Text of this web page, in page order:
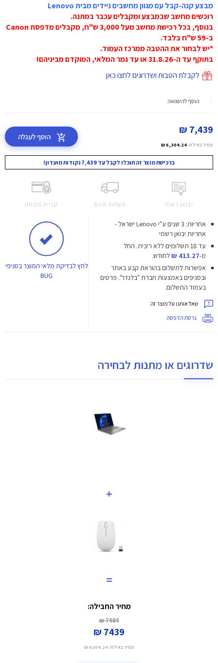
מבצע קנה-קבל עם מגוון מחשבים ניידים מבית Lenovo
רוכשים מחשב שבמבצע ומקבלים עכבר במתנה.
בנוסף, בכל רכישת מחשב מעל 3,000 ש"ח, מקבלים מדפסת Canon
ב-59 ש"ח בלבד.
*יש לבחור את ההטבה ממרכז העמוד.
בתוקף עד ה-31.8.26 או עד גמר המלאי, המוקדם מביניהם!
לקבלת הטבות ושדרוגים לחצו כאן
הוסף להשוואה
7,439 ₪
מחיר באילת: 6,304.24 ₪
הוסף לעגלה
ברכישת מוצר זה תוכלו לקבל עד 7,439 נקודות מועדון!
יבואן רשמי משלוח חינם קנייה בטוחה
אחריות: 3 שנים ע"י Lenovo ישראל -
אחריות יבואן רשמי
עד 18 תשלומים ללא ריבית.
החל
מ-413.27 ₪
לחודש.
אפשרות לתשלום בהוראת קבע באתר
ובסניפים באמצעות חברת "בלנדר". פרטים
בעמוד התשלום.
שאל אותנו על מוצר זה
גרסת הדפסה
לחץלבדיקת מלאי המוצר בסניפי
BUG
שדרוגים או מתנות לבחירה
+
=
מחיר החבילה:
7484 ₪
7439 ₪
מחיר באילת: 6304.24 ₪